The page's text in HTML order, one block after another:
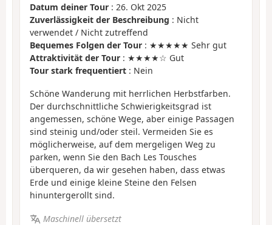
Datum deiner Tour : 26. Okt 2025
Zuverlässigkeit der Beschreibung : Nicht
verwendet / Nicht zutreffend
Bequemes Folgen der Tour : ★★★★★ Sehr gut
Attraktivität der Tour : ★★★★☆ Gut
Tour stark frequentiert : Nein
Schöne Wanderung mit herrlichen Herbstfarben.
Der durchschnittliche Schwierigkeitsgrad ist
angemessen, schöne Wege, aber einige Passagen
sind steinig und/oder steil. Vermeiden Sie es
möglicherweise, auf dem mergeligen Weg zu
parken, wenn Sie den Bach Les Tousches
überqueren, da wir gesehen haben, dass etwas
Erde und einige kleine Steine den Felsen
hinuntergerollt sind.
Maschinell übersetzt